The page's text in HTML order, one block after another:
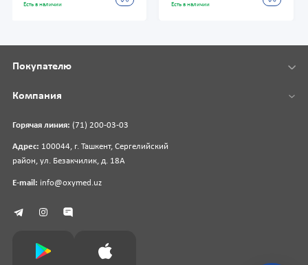
Есть в наличии Есть в наличии
Горячая линия: (71) 200-03-03
Адрес: 100044, г. Ташкент, Сергелийский
район, ул. Безакчилик, д. 18А
E-mail: info@oxymed.uz
Покупателю
Компания